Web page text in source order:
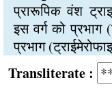
प्रारूपिक वंश
इस वर्ग को प्रभाग
प्रभाग
: